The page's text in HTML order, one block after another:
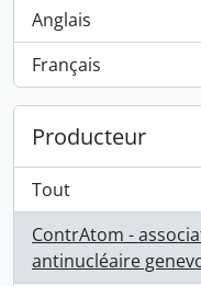
Anglais
, 1 résultats
Français
, 1 résultats
Producteur
Tout
ContrAtom -
antinucléaire
, 1 résultats